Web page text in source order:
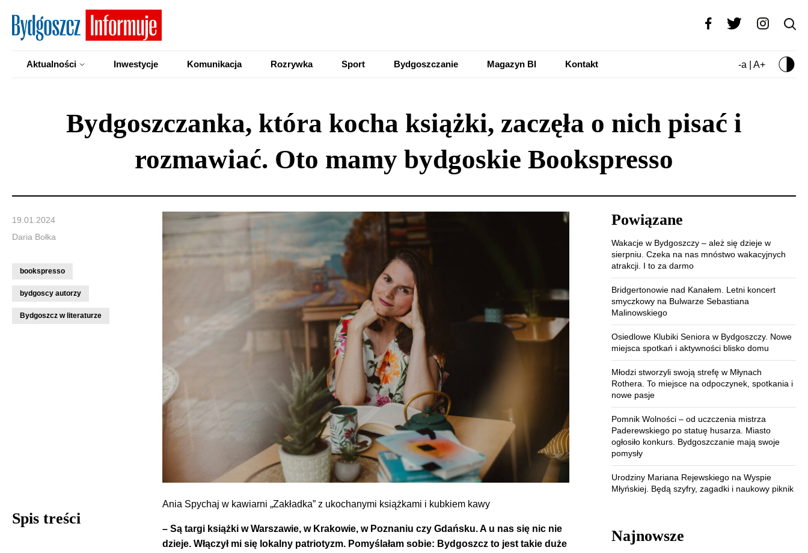
Aktualności Inwestycje Komunikacja Rozrywka Sport Bydgoszczanie Magazyn BI Kontakt -a | A+
Bydgoszczanka, która kocha książki, zaczęła o nich pisać i
rozmawiać. Oto mamy bydgoskie Bookspresso
19.01.2024
Daria Bołka
bookspresso
bydgoscy autorzy
Bydgoszcz w literaturze
Spis treści
Ania Spychaj w kawiarni „Zakładka” z ukochanymi książkami i kubkiem kawy
– Są targi książki w Warszawie, w Krakowie, w Poznaniu czy Gdańsku. A u nas się nic nie
dzieje. Włączył mi się lokalny patriotyzm. Pomyślałam sobie: Bydgoszcz to jest takie duże
Powiązane
Wakacje w Bydgoszczy – ależ się dzieje w
sierpniu. Czeka na nas mnóstwo wakacyjnych
atrakcji. I to za darmo
Bridgertonowie nad Kanałem. Letni koncert
smyczkowy na Bulwarze Sebastiana
Malinowskiego
Osiedlowe Klubiki Seniora w Bydgoszczy. Nowe
miejsca spotkań i aktywności blisko domu
Młodzi stworzyli swoją strefę w Młynach
Rothera. To miejsce na odpoczynek, spotkania i
nowe pasje
Pomnik Wolności – od uczczenia mistrza
Paderewskiego po statuę husarza. Miasto
ogłosiło konkurs. Bydgoszczanie mają swoje
pomysły
Urodziny Mariana Rejewskiego na Wyspie
Młyńskiej. Będą szyfry, zagadki i naukowy piknik
Najnowsze